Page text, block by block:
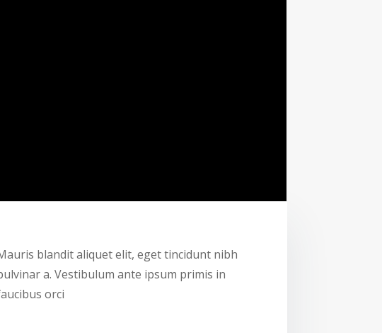
blandit aliquet elit, eget tincidunt nibh
a. Vestibulum ante ipsum primis in
orci